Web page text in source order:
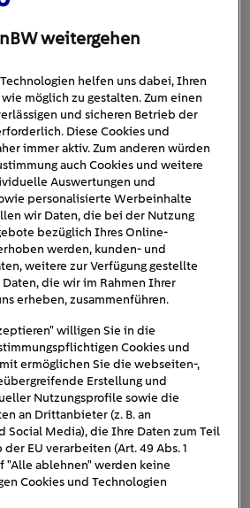
5 bis 20 Prozent der
aus dem Dach in den
Dadurch herrschen
Monateangenehmere
– die Kühlung kann
und Kühlleistung führt zu
-Emissionender jeweiligen
nicht nur gut für das Klima,
den Geldbeutel.
Dachboden alsLagerort
Dämmung Ihr Hab und Gut:
Schaden nehmen und
oder Holzmöbel
Brandgefahr hingegen nie auf
gelagert werden.
(GEG)besteht
Pflicht zur nachträglichen
Geschossdecke bzw.
weitergehen
helfen uns dabei, Ihren
wie möglich zu gestalten. Zum einen
und sicheren Betrieb der
Diese Cookies und
immer aktiv. Zum anderen würden
auch Cookies und weitere
Auswertungen und
personalisierte Werbeinhalte
wir Daten, die bei der Nutzung
bezüglich Ihres Online-
werden, kunden- und
weitere zur Verfügung gestellte
die wir im Rahmen Ihrer
erheben, zusammenführen.
willigen Sie in die
Cookies und
ermöglichen Sie die webseiten-,
Erstellung und
Nutzungsprofile sowie die
an Drittanbieter (z. B. an
Social Media), die Ihre Daten zum Teil
EU verarbeiten (Art. 49 Abs. 1
"Alle ablehnen" werden keine
Cookies und Technologien